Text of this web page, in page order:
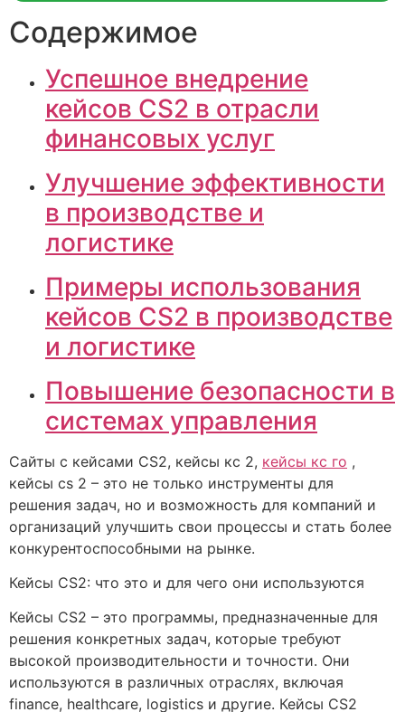
Содержимое
Успешное внедрение
кейсов CS2 в отрасли
финансовых услуг
Улучшение эффективности
в производстве и
логистике
Примеры использования
кейсов CS2 в производстве
и логистике
Повышение безопасности в
системах управления
Сайты с кейсами CS2, кейсы кс 2, кейсы кс го ,
кейсы cs 2 – это не только инструменты для
решения задач, но и возможность для компаний и
организаций улучшить свои процессы и стать более
конкурентоспособными на рынке.
Кейсы CS2: что это и для чего они используются
Кейсы CS2 – это программы, предназначенные для
решения конкретных задач, которые требуют
высокой производительности и точности. Они
используются в различных отраслях, включая
finance, healthcare, logistics и другие. Кейсы CS2